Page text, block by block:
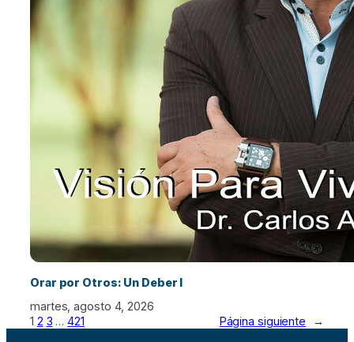
Orar por Otros: Un Deber I
martes, agosto 4, 2026
1 2 3 … 421 Página siguiente →